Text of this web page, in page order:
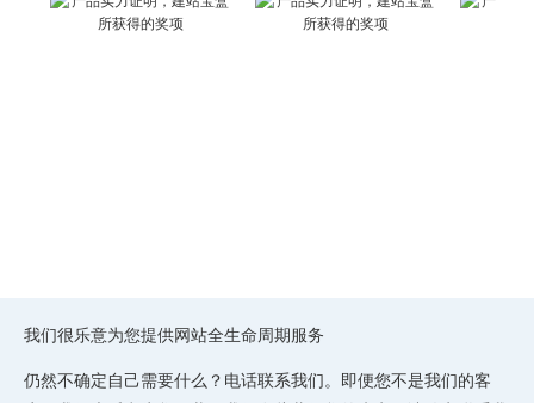
我们很乐意为您提供网站全生命周期服务
仍然不确定自己需要什么？电话联系我们。即便您不是我们的客